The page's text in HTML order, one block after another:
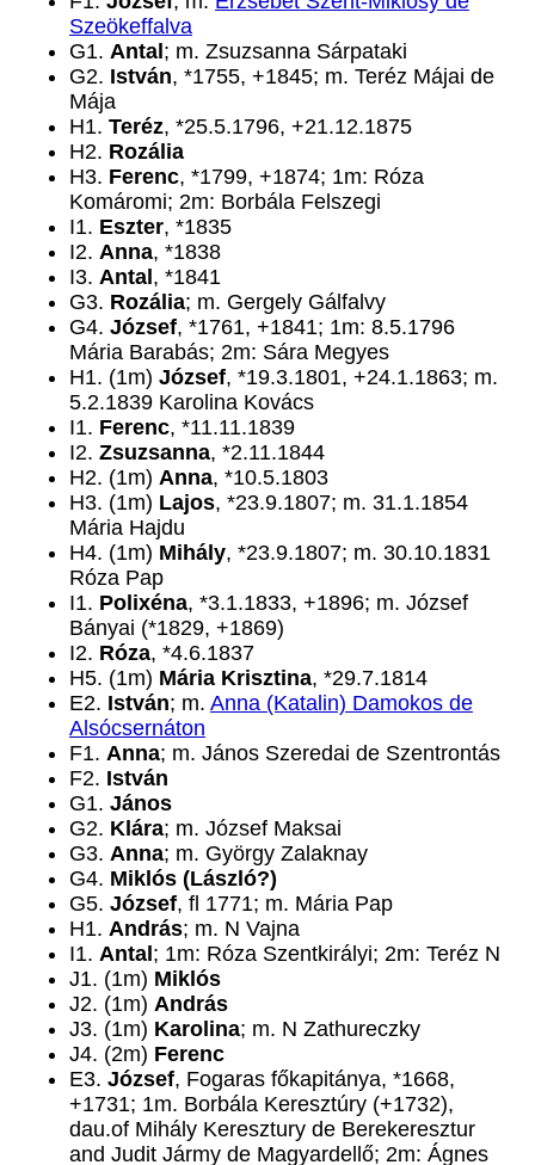
Szeökeffalva
G1. Antal ; m. Zsuzsanna Sárpataki
G2. István, *1755, +1845; m. Teréz Májai de
Mája
H1. Teréz, *25.5.1796, +21.12.1875
H2. Rozália
H3. Ferenc, *1799, +1874; 1m: Róza
Komáromi; 2m: Borbála Felszegi
I1. Eszter, *1835
I2. Anna, *1838
I3. Antal , *1841
G3. Rozália; m. Gergely Gálfalvy
G4. József, *1761, +1841; 1m: 8.5.1796
Mária Barabás; 2m: Sára Megyes
H1. (1m) József, *19.3.1801, +24.1.1863; m.
5.2.1839 Karolina Kovács
I1. Ferenc, *11.11.1839
I2. Zsuzsanna, *2.11.1844
H2. (1m) Anna, *10.5.1803
H3. (1m) Lajos, *23.9.1807; m. 31.1.1854
Mária Hajdu
H4. (1m) Mihály, *23.9.1807; m. 30.10.1831
Róza Pap
I1. Polixéna, *3.1.1833, +1896; m. József
Bányai (*1829, +1869)
I2. Róza, *4.6.1837
H5. (1m) Mária Krisztina, *29.7.1814
E2. István; m. Anna (Katalin) Damokos de
Alsócsernáton
F1. Anna; m. János Szeredai de Szentrontás
F2. István
G1. János
G2. Klára; m. József Maksai
G3. Anna; m. György Zalaknay
G4. Miklós (László?)
G5. József, fl 1771; m. Mária Pap
H1. András; m. N Vajna
I1. Antal ; 1m: Róza Szentkirályi; 2m: Teréz N
J1. (1m) Miklós
J2. (1m) András
J3. (1m) Karolina; m. N Zathureczky
J4. (2m) Ferenc
E3. József, Fogaras főkapitánya, *1668,
+1731; 1m. Borbála Keresztúry (+1732),
dau.of Mihály Keresztury de Berekeresztur
and Judit Jármy de Magyardellő; 2m: Ágnes